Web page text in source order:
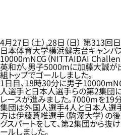
4月27日（土）,28日（日） 第313
日本体育大学横浜健志台キャンパ
10000mNCG（NITTAIDAI
英和が、男子5000mに加藤大誠が
組トップでゴールしました。
1日目、18時30分に男子
人選手と日本人選手らの第2集団
レースが進みました。7000mを19
集団は外国人選手4人と日本人選
方は伊藤蒼唯選手（駒澤大学）の
グスパートをして、第2集団から抜
ールしました。